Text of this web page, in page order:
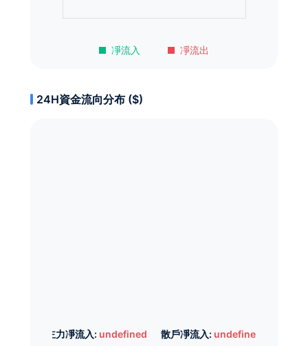
凈流入 凈流出
24H資金流向分布 ($)
主力凈流入: undefined 散戶凈流入: undefined